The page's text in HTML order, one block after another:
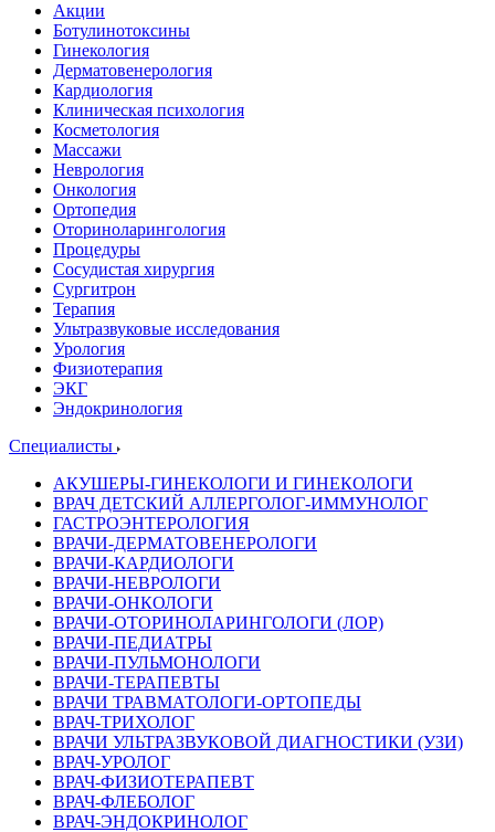
Акции
Ботулинотоксины
Гинекология
Дерматовенерология
Кардиология
Клиническая психология
Косметология
Массажи
Неврология
Онкология
Ортопедия
Оториноларингология
Процедуры
Сосудистая хирургия
Сургитрон
Терапия
Ультразвуковые исследования
Урология
Физиотерапия
ЭКГ
Эндокринология
Специалисты
АКУШЕРЫ-ГИНЕКОЛОГИ И ГИНЕКОЛОГИ
ВРАЧ ДЕТСКИЙ АЛЛЕРГОЛОГ-ИММУНОЛОГ
ГАСТРОЭНТЕРОЛОГИЯ
ВРАЧИ-ДЕРМАТОВЕНЕРОЛОГИ
ВРАЧИ-КАРДИОЛОГИ
ВРАЧИ-НЕВРОЛОГИ
ВРАЧИ-ОНКОЛОГИ
ВРАЧИ-ОТОРИНОЛАРИНГОЛОГИ (ЛОР)
ВРАЧИ-ПЕДИАТРЫ
ВРАЧИ-ПУЛЬМОНОЛОГИ
ВРАЧИ-ТЕРАПЕВТЫ
ВРАЧИ ТРАВМАТОЛОГИ-ОРТОПЕДЫ
ВРАЧ-ТРИХОЛОГ
ВРАЧИ УЛЬТРАЗВУКОВОЙ ДИАГНОСТИКИ (УЗИ)
ВРАЧ-УРОЛОГ
ВРАЧ-ФИЗИОТЕРАПЕВТ
ВРАЧ-ФЛЕБОЛОГ
ВРАЧ-ЭНДОКРИНОЛОГ